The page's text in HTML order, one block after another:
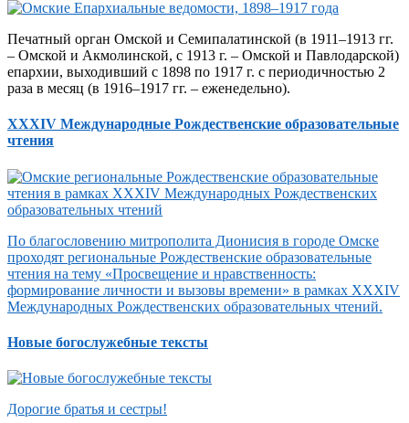
Печатный орган Омской и Семипалатинской (в 1911–1913 гг.
– Омской и Акмолинской, с 1913 г. – Омской и Павлодарской)
епархии, выходивший с 1898 по 1917 г. с периодичностью 2
раза в месяц (в 1916–1917 гг. – еженедельно).
XXXIV Международные Рождественские образовательные
чтения
По благословению митрополита Дионисия в городе Омске
проходят региональные Рождественские образовательные
чтения на тему «Просвещение и нравственность:
формирование личности и вызовы времени» в рамках XXXIV
Международных Рождественских образовательных чтений.
Новые богослужебные тексты
Дорогие братья и сестры!